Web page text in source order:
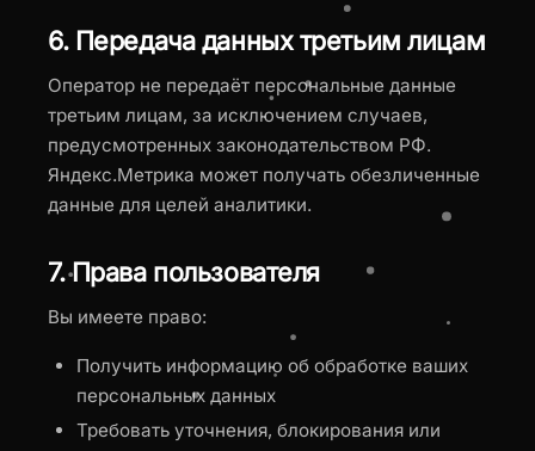
6. Передача данных третьим лицам
Оператор не передаёт персональные данные
третьим лицам, за исключением случаев,
предусмотренных законодательством РФ.
Яндекс.Метрика может получать обезличенные
данные для целей аналитики.
7. Права пользователя
Вы имеете право:
Получить информацию об обработке ваших
персональных данных
Требовать уточнения, блокирования или